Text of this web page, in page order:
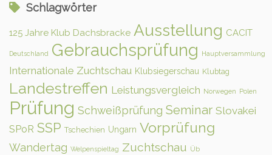
Schlagwörter
125 Jahre Klub Dachsbracke Ausstellung CACIT
Deutschland Gebrauchsprüfung Hauptversammlung
Internationale Zuchtschau Klubsiegerschau Klubtag
Landestreffen Leistungsvergleich Norwegen Polen
Prüfung Schweißprüfung Seminar Slovakei
SPoR SSP Tschechien Ungarn Vorprüfung
Wandertag Welpenspieltag Zuchtschau Üb